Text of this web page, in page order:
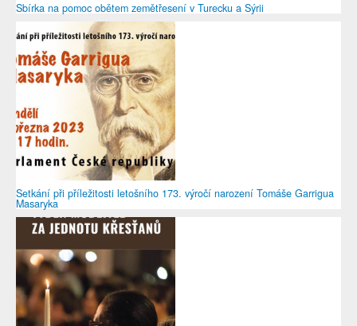
Sbírka na pomoc obětem zemětřesení v Turecku a Sýrii
Setkání při příležitosti letošního 173. výročí narození Tomáše Garrigua
Masaryka